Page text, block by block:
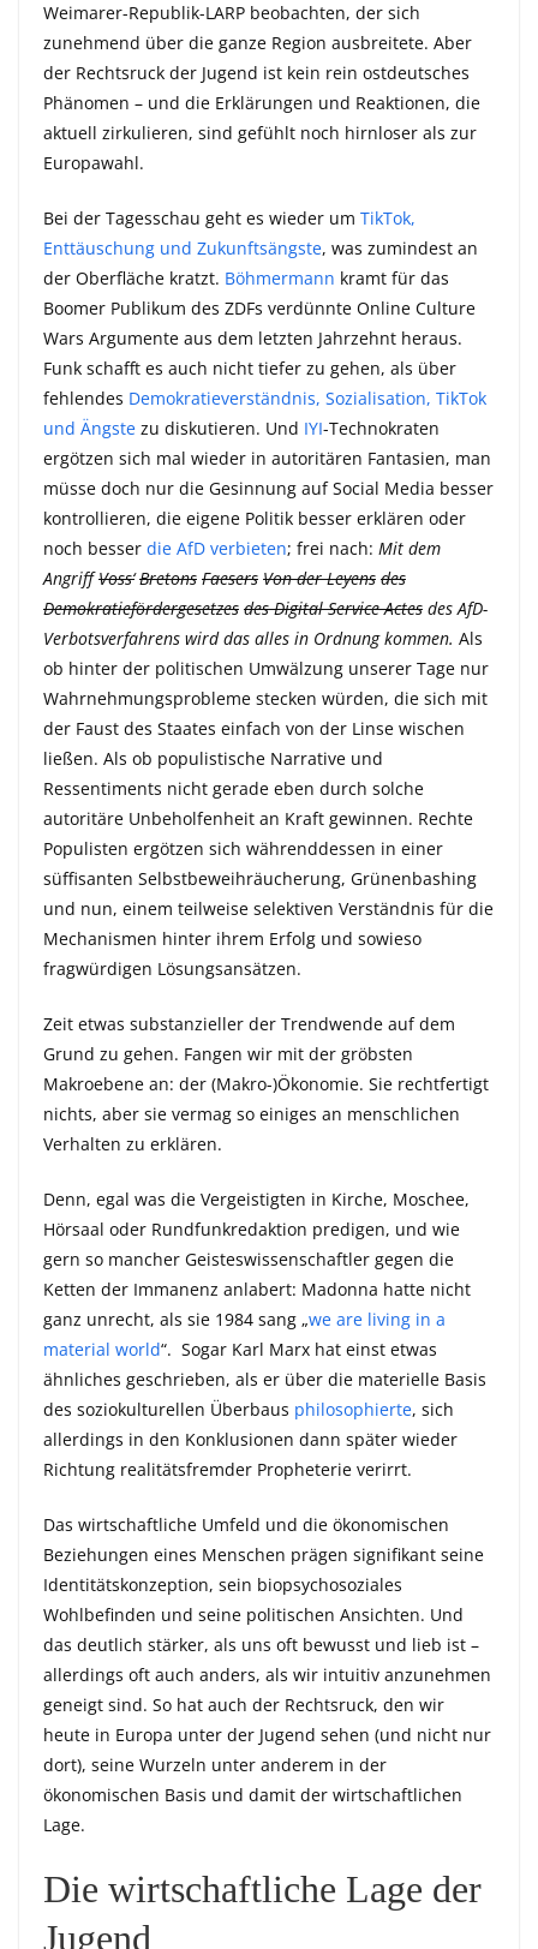
Weimarer-Republik-LARP beobachten, der sich
zunehmend über die ganze Region ausbreitete. Aber
der Rechtsruck der Jugend ist kein rein ostdeutsches
Phänomen – und die Erklärungen und Reaktionen, die
aktuell zirkulieren, sind gefühlt noch hirnloser als zur
Europawahl.
Bei der Tagesschau geht es wieder um TikTok,
Enttäuschung und Zukunftsängste, was zumindest an
der Oberfläche kratzt. Böhmermann kramt für das
Boomer Publikum des ZDFs verdünnte Online Culture
Wars Argumente aus dem letzten Jahrzehnt heraus.
Funk schafft es auch nicht tiefer zu gehen, als über
fehlendes Demokratieverständnis, Sozialisation, TikTok
und Ängste zu diskutieren. Und IYI-Technokraten
ergötzen sich mal wieder in autoritären Fantasien, man
müsse doch nur die Gesinnung auf Social Media besser
kontrollieren, die eigene Politik besser erklären oder
noch besser die AfD verbieten; frei nach: Mit dem
AngriffVoss‘ Bretons Faesers Von der Leyens des
Demokratiefördergesetzes des Digital Service Actes des AfD-
Verbotsverfahrens wird das alles in Ordnung kommen. Als
ob hinter der politischen Umwälzung unserer Tage nur
Wahrnehmungsprobleme stecken würden, die sich mit
der Faust des Staates einfach von der Linse wischen
ließen. Als ob populistische Narrative und
Ressentiments nicht gerade eben durch solche
autoritäre Unbeholfenheit an Kraft gewinnen. Rechte
Populisten ergötzen sich währenddessen in einer
süffisanten Selbstbeweihräucherung, Grünenbashing
und nun, einem teilweise selektiven Verständnis für die
Mechanismen hinter ihrem Erfolg und sowieso
fragwürdigen Lösungsansätzen.
Zeit etwas substanzieller der Trendwende auf dem
Grund zu gehen. Fangen wir mit der gröbsten
Makroebene an: der (Makro-)Ökonomie. Sie rechtfertigt
nichts, aber sie vermag so einiges an menschlichen
Verhalten zu erklären.
Denn, egal was die Vergeistigten in Kirche, Moschee,
Hörsaal oder Rundfunkredaktion predigen, und wie
gern so mancher Geisteswissenschaftler gegen die
Ketten der Immanenz anlabert: Madonna hatte nicht
ganz unrecht, als sie 1984 sang „we are living in a
material world“. Sogar Karl Marx hat einst etwas
ähnliches geschrieben, als er über die materielle Basis
des soziokulturellen Überbaus philosophierte, sich
allerdings in den Konklusionen dann später wieder
Richtung realitätsfremder Propheterie verirrt.
Das wirtschaftliche Umfeld und die ökonomischen
Beziehungen eines Menschen prägen signifikant seine
Identitätskonzeption, sein biopsychosoziales
Wohlbefinden und seine politischen Ansichten. Und
das deutlich stärker, als uns oft bewusst und lieb ist –
allerdings oft auch anders, als wir intuitiv anzunehmen
geneigt sind. So hat auch der Rechtsruck, den wir
heute in Europa unter der Jugend sehen (und nicht nur
dort), seine Wurzeln unter anderem in der
ökonomischen Basis und damit der wirtschaftlichen
Lage.
Die wirtschaftliche Lage der
Jugend